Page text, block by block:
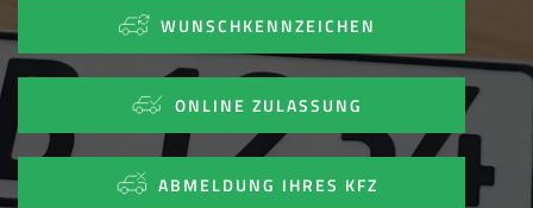
WUNSCHKENNZEICHEN
ONLINE ZULASSUNG
ABMELDUNG IHRES KFZ